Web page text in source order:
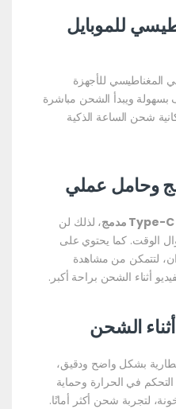
للموبايل
المغناطيسي للأجهزة
بسهولة ويبدأ الشحن مباشرة
شحن الساعة الذكية
Type-C مدمج
، لذلك لن
الوقت. كما يحتوي على
لتتمكن من مشاهدة
أثناء الشحن براحة أكبر.
الشحن
بشكل واضح ودقيق،
في الحرارة وحماية
لتجربة شحن أكثر أمانًا.